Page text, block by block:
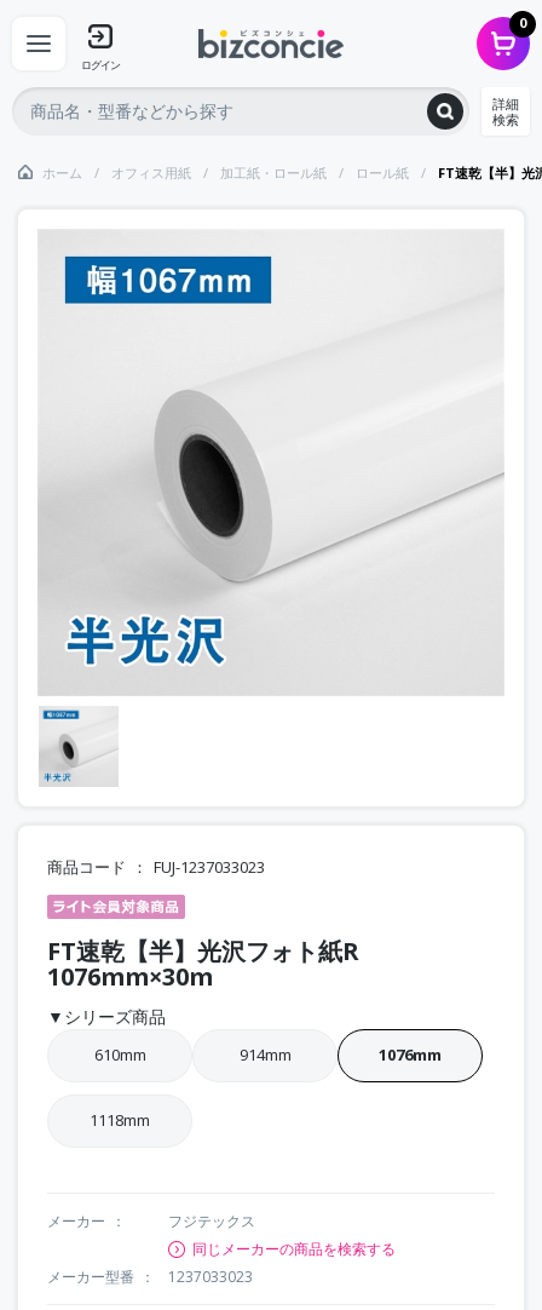
ログイン
0
詳細
検索
ホーム オフィス用紙 加工紙・ロール紙 ロール紙 FT速乾【半】
商品コード FUJ-1237033023
FT速乾【半】光沢フォト紙R
1076mm×30m
▼シリーズ商品
610mm 914mm 1076mm
1118mm
メーカー
フジテックス
同じメーカーの商品を検索する
メーカー型番
1237033023